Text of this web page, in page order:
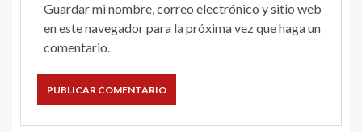
Guardar mi nombre, correo electrónico y sitio web
en este navegador para la próxima vez que haga un
comentario.